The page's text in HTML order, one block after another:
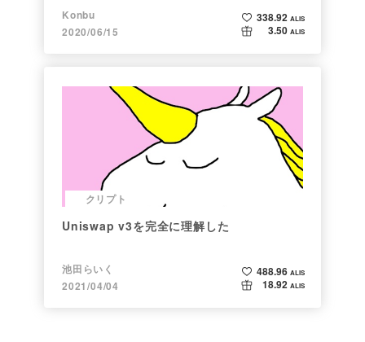
算例まで～
Konbu
2020/06/15
338.92 ALIS
3.50 ALIS
クリプト
Uniswap v3を完全に理解した
池田らいく
2021/04/04
488.96 ALIS
18.92 ALIS